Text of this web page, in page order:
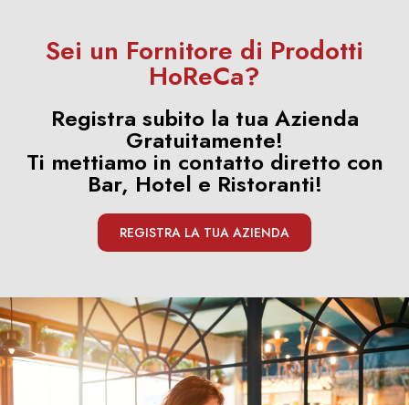
Sei un Fornitore di Prodotti
HoReCa?
Registra subito la tua Azienda
Gratuitamente!
Ti mettiamo in contatto diretto con
Bar, Hotel e Ristoranti!
REGISTRA LA TUA AZIENDA